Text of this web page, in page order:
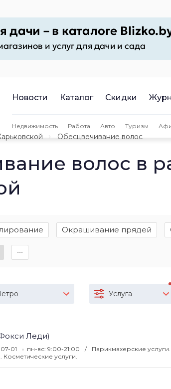
Новости Каталог Скидки
Недвижимость Работа Авто Туризм
Обесцвечивание волос
волос в
Окрашивание прядей
∙∙∙
Услуга
Леди)
01 пн-вс: 9:00-21:00
Парикмахерские
услуги.